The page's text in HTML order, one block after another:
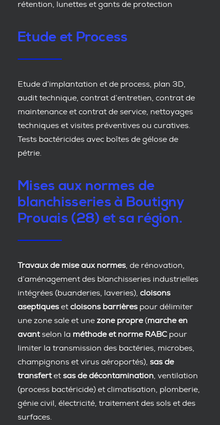
rétention, lunettes et gants de protection
Etude et Process
Etude d’implantation et de process, plan 3D,
audit technique, contrat d’entretien, contrat de
maintenance et contrat de service, nettoyages
techniques et visites préventives ou curatives.
Tests bactéricides avec boîtes de gélose de
pétrie.
Mises aux normes de
blanchisseries à Boutigny
Prouais (28) et sa région.
Travaux de mise aux normes , de rénovation,
d’aménagement des blanchisseries industrielles
intégrées (buanderies, laveries), cloisons
aseptiques et cloisons barrières pour délimiter
une zone sale et une zone propre(marche en
avantselon la méthode et norme RABCpour
limiter la transmission des bactéries, microbes,
champignons et virus aéroportés), sas de
transfertet sas de décontamination , ventilation
(process bactéricide) et climatisation, plomberie,
génie civil, électricité, traitement des sols et des
surfaces.